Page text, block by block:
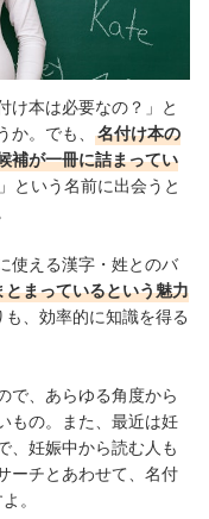
け本は必要なの？」と
。でも、
名付け本の
補が一冊に詰まってい
という名前に出会うと
使える漢字・姓とのバ
まっているという魅力
、効率的に知識を得る
で、あらゆる角度から
もの。また、最近は妊
、妊娠中から読む人も
ーチとあわせて、名付
。